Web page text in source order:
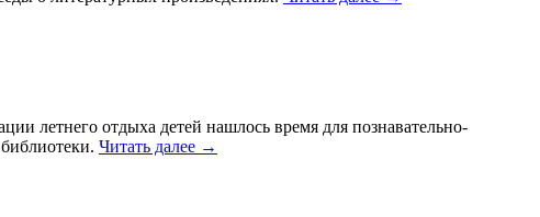
летнего отдыха детей нашлось время для познавательно-
Читать далее →